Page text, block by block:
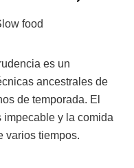
food
es un
ancestrales de
de temporada. El
y la comida
varios tiempos.